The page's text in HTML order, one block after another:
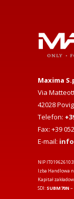
Maxima
Via
42028
Telefon:
Fax: +39
E-mail:
NIP
Izba Handlowa
Kapitał
SDI: SUBM70N –